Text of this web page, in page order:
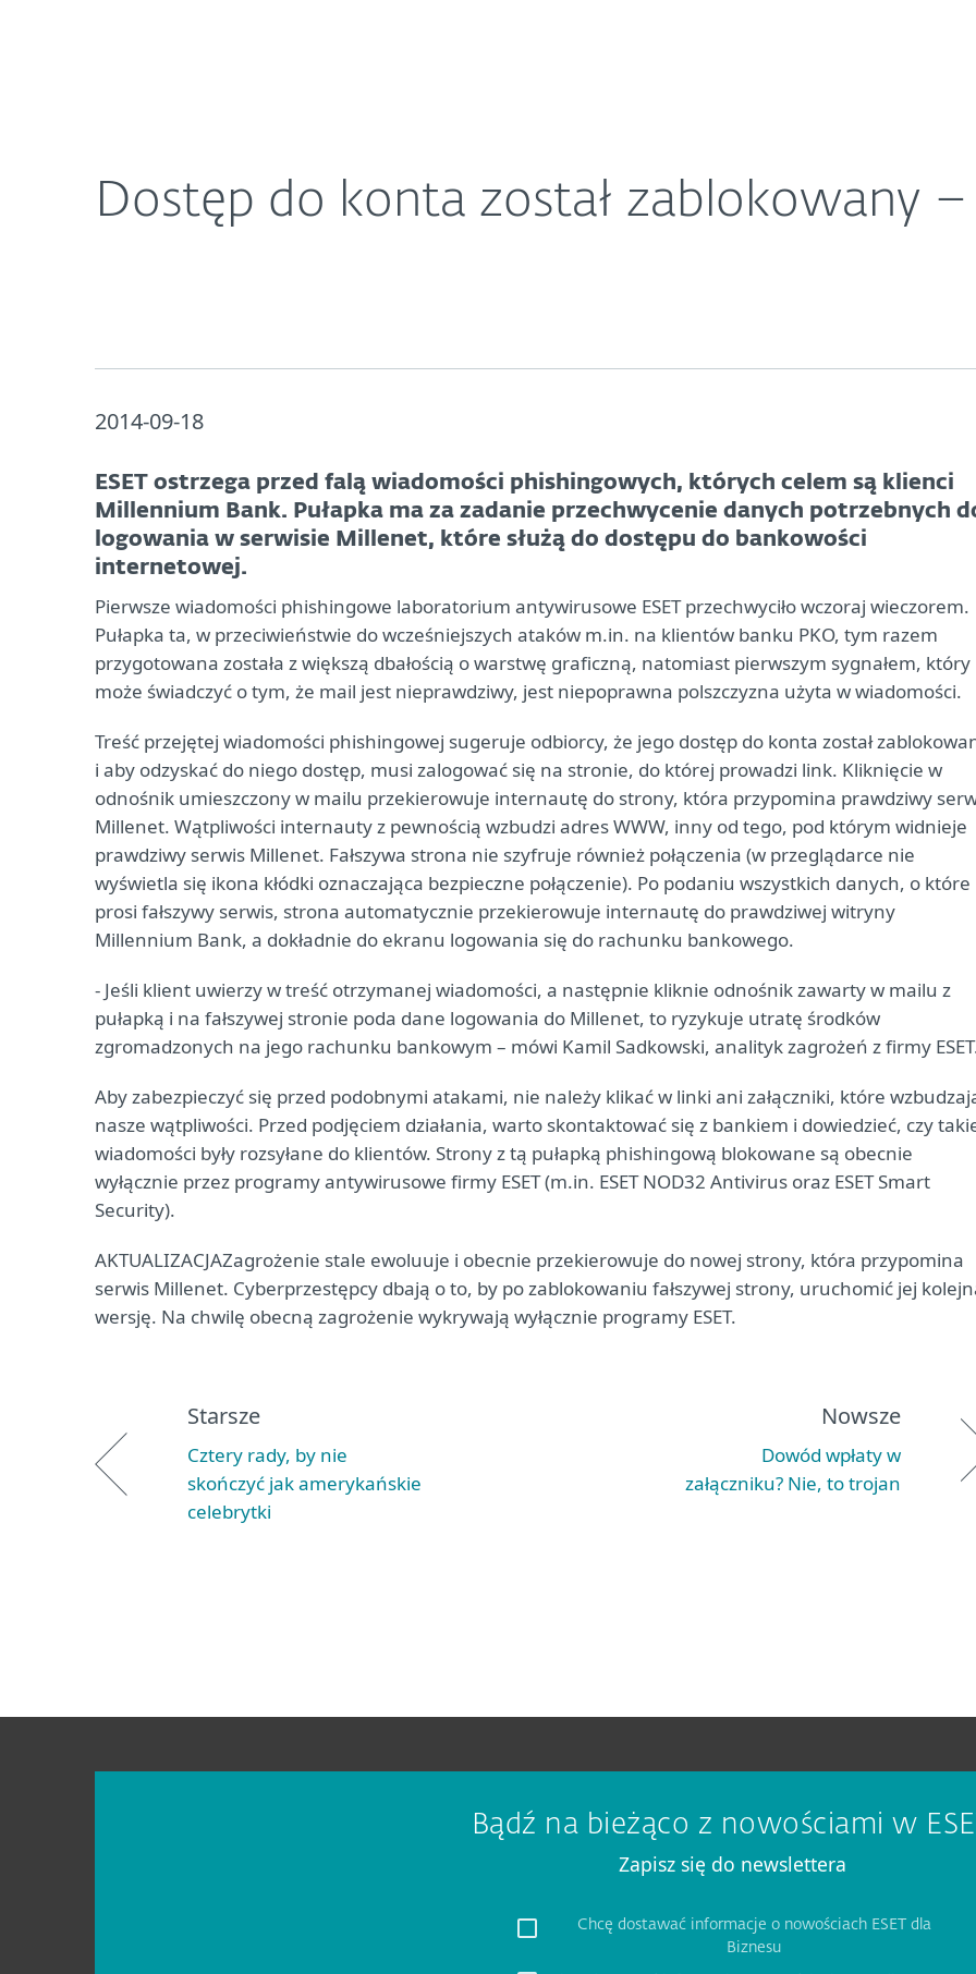
Dostęp do konta został zablokowany
2014-09-18
ESET ostrzega przed falą wiadomości phishingowych, których celem są klienci
Millennium Bank. Pułapka ma za zadanie przechwycenie danych potrzebnych
logowania w serwisie Millenet, które służą do dostępu do bankowości
internetowej.
Pierwsze wiadomości phishingowe laboratorium antywirusowe ESET przechwyciło wczoraj wieczorem.
Pułapka ta, w przeciwieństwie do wcześniejszych ataków m.in. na klientów banku PKO, tym razem
przygotowana została z większą dbałością o warstwę graficzną, natomiast pierwszym sygnałem, który
może świadczyć o tym, że mail jest nieprawdziwy, jest niepoprawna polszczyzna użyta w wiadomości.
Treść przejętej wiadomości phishingowej sugeruje odbiorcy, że jego dostęp do konta został
i aby odzyskać do niego dostęp, musi zalogować się na stronie, do której prowadzi link. Kliknięcie w
odnośnik umieszczony w mailu przekierowuje internautę do strony, która przypomina prawdziwy
Millenet. Wątpliwości internauty z pewnością wzbudzi adres WWW, inny od tego, pod którym widnieje
prawdziwy serwis Millenet. Fałszywa strona nie szyfruje również połączenia (w przeglądarce nie
wyświetla się ikona kłódki oznaczająca bezpieczne połączenie). Po podaniu wszystkich danych, o które
prosi fałszywy serwis, strona automatycznie przekierowuje internautę do prawdziwej witryny
Millennium Bank, a dokładnie do ekranu logowania się do rachunku bankowego.
- Jeśli klient uwierzy w treść otrzymanej wiadomości, a następnie kliknie odnośnik zawarty w mailu z
pułapką i na fałszywej stronie poda dane logowania do Millenet, to ryzykuje utratę środków
zgromadzonych na jego rachunku bankowym – mówi Kamil Sadkowski, analityk zagrożeń z firmy
Aby zabezpieczyć się przed podobnymi atakami, nie należy klikać w linki ani załączniki, które
nasze wątpliwości. Przed podjęciem działania, warto skontaktować się z bankiem i dowiedzieć, czy
wiadomości były rozsyłane do klientów. Strony z tą pułapką phishingową blokowane są obecnie
wyłącznie przez programy antywirusowe firmy ESET (m.in. ESET NOD32 Antivirus oraz ESET Smart
Security).
AKTUALIZACJAZagrożenie stale ewoluuje i obecnie przekierowuje do nowej strony, która przypomina
serwis Millenet. Cyberprzestępcy dbają o to, by po zablokowaniu fałszywej strony, uruchomić jej
wersję. Na chwilę obecną zagrożenie wykrywają wyłącznie programy ESET.
Starsze
Cztery rady, by nie
skończyć jak amerykańskie
celebrytki
Nowsze
Dowód wpłaty w
załączniku? Nie, to trojan